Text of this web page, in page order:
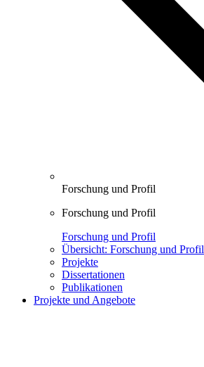
Forschung und Profil
Forschung und Profil
Forschung und Profil
Übersicht: Forschung und Profil
Projekte
Dissertationen
Publikationen
Projekte und Angebote